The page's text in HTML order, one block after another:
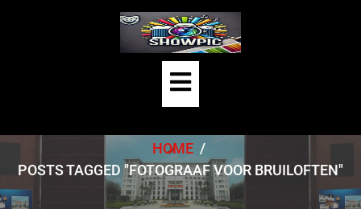
Open
Button
HOME /
POSTS TAGGED "FOTOGRAAF VOOR BRUILOFTEN"